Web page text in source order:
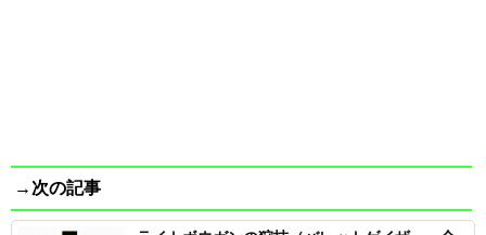
→次の記事